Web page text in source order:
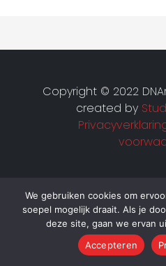
We gebruiken cookies om
soepel mogelijk draait. Als je
deze site, gaan we ervan
Accepteren
Copyright © 2022
created by